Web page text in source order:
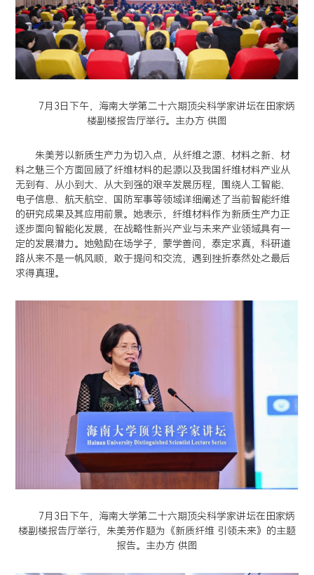
7月3日下午，海南大学第二十六期顶尖科学家讲坛在田家炳
楼副楼报告厅举行。主办方 供图
朱美芳以新质生产力为切入点，从纤维之源、材料之新、材
料之魅三个方面回顾了纤维材料的起源以及我国纤维材料产业从
无到有、从小到大、从大到强的艰辛发展历程，围绕人工智能、
电子信息、航天航空、国防军事等领域详细阐述了当前智能纤维
的研究成果及其应用前景。她表示，纤维材料作为新质生产力正
逐步面向智能化发展，在战略性新兴产业与未来产业领域具有一
定的发展潜力。她勉励在场学子，蒙学善问，泰定求真，科研道
路从来不是一帆风顺，敢于提问和交流，遇到挫折泰然处之最后
求得真理。
7月3日下午，海南大学第二十六期顶尖科学家讲坛在田家炳
楼副楼报告厅举行，朱美芳作题为《新质纤维 引领未来》的主题
报告。主办方 供图